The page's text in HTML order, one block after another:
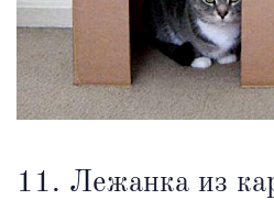
11. Лежанка из